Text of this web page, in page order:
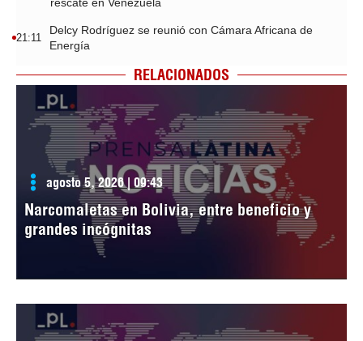
21:11
Delcy Rodríguez se reunió con Cámara Africana de
Energía
RELACIONADOS
agosto 5, 2026 | 09:43
Narcomaletas en Bolivia, entre beneficio y
grandes incógnitas